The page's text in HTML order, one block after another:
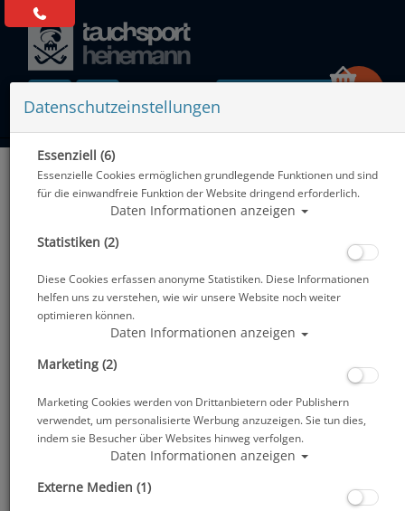
Alle Artikel zeigen aus: Badekappen
Datenschutzeinstellungen
Essenziell (6)
Essenzielle Cookies ermöglichen grundlegende Funktionen und sind
für die einwandfreie Funktion der Website dringend erforderlich.
Daten Informationen anzeigen
Statistiken (2)
Diese Cookies erfassen anonyme Statistiken. Diese Informationen
helfen uns zu verstehen, wie wir unsere Website noch weiter
optimieren können.
Daten Informationen anzeigen
Marketing (2)
Marketing Cookies werden von Drittanbietern oder Publishern
verwendet, um personalisierte Werbung anzuzeigen. Sie tun dies,
indem sie Besucher über Websites hinweg verfolgen.
Daten Informationen anzeigen
Externe Medien (1)